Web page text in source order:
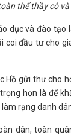
thể thầy cô
dục và đào
coi đầu tư cho
Hồ gửi thư cho
hơn là để
rạng danh
dân, toàn